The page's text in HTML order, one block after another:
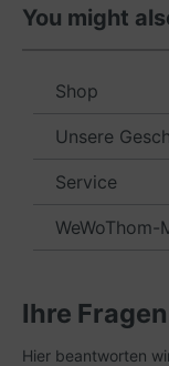
You might
Shop
Unsere
Service
WeWoThom-
Ihre
Hier beantworten